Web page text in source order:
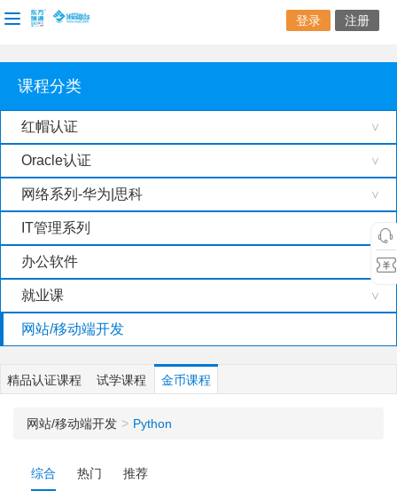
登录 注册
课程分类
>
红帽认证
>
Oracle认证
>
网络系列-华为|思科
>
IT管理系列
>
办公软件
>
就业课
网站/移动端开发
精品认证课程 试学课程 金币课程
网站/移动端开发 Python
综合 热门 推荐